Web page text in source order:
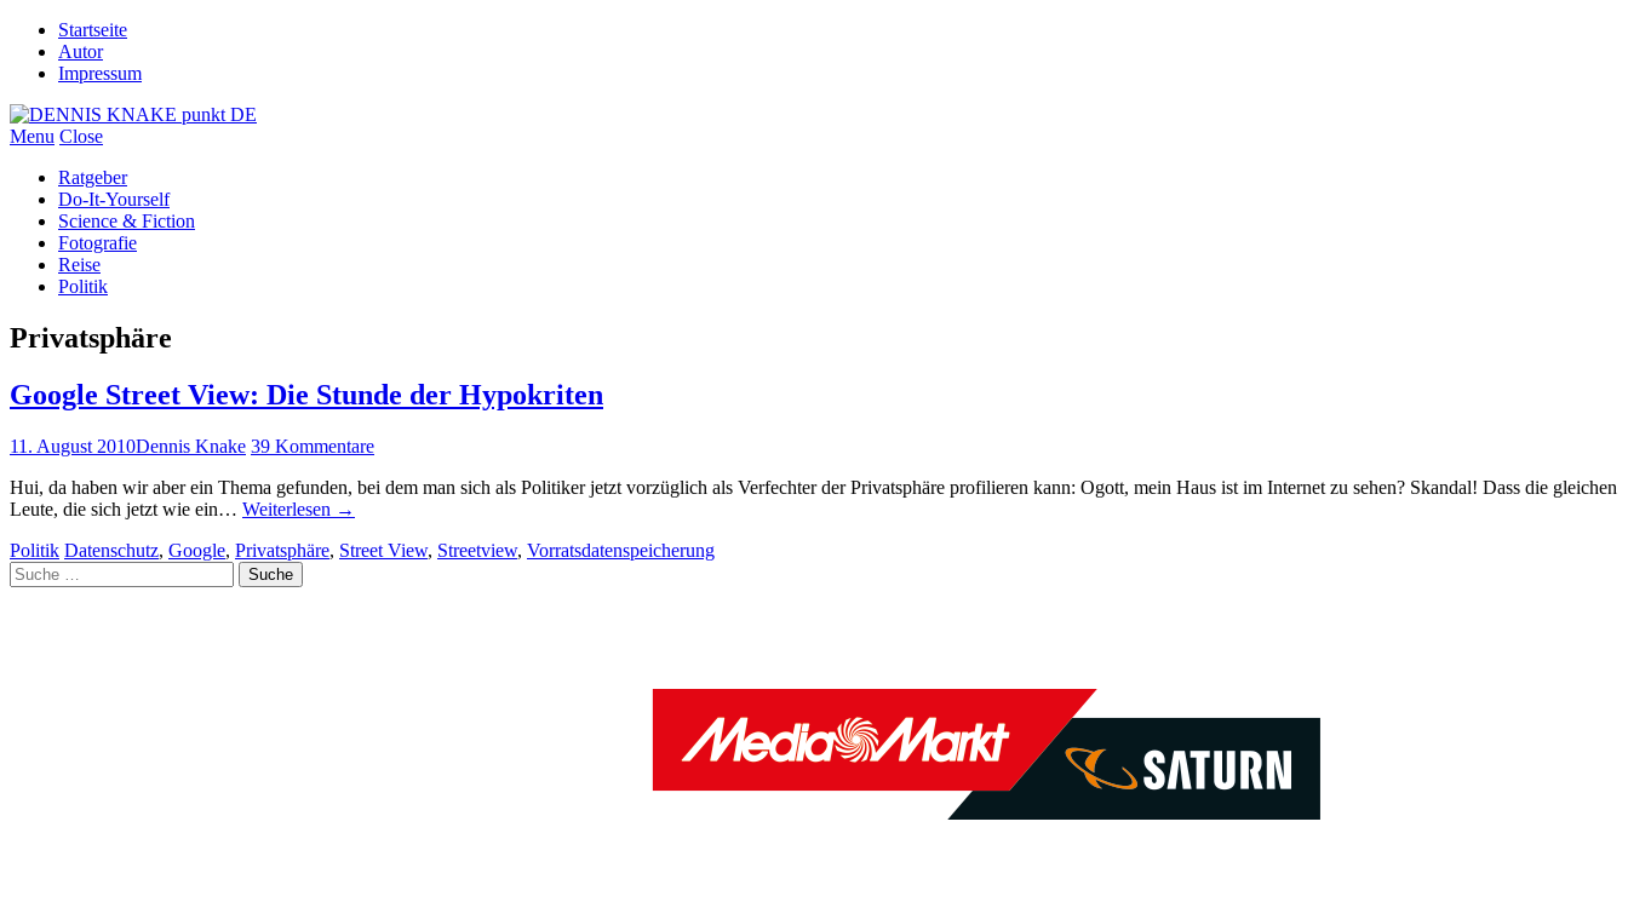
Startseite
Autor
Impressum
Menu Close
Ratgeber
Do-It-Yourself
Science & Fiction
Fotografie
Reise
Politik
Privatsphäre
Google Street View: Die Stunde der Hypokriten
11. August 2010Dennis Knake 39 Kommentare
Hui, da haben wir aber ein Thema gefunden, bei dem man sich als Politiker jetzt vorzüglich als Verfechter der Privatsphäre profilieren kann: Ogott, mein Haus ist im Internet zu sehen? Skandal! Dass die gleichen
Leute, die sich jetzt wie ein… Weiterlesen →
Politik Datenschutz, Google, Privatsphäre, Street View, Streetview, Vorratsdatenspeicherung
Suche
nach: